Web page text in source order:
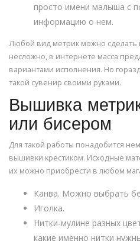
просто имени малыша с
информацию о нем.
Любой вид метрик можно сделать
несложно, в интернете масса
вариантами исполнения. Но
такой сувенир своими руками.
Вышивка
или бисером
Для такой работы понадобится
вышивки крестиком. Исходные
их можно приобрести в любом
Канва. Можно выбрать
Иголка.
Нитки-мулине разных
какие именно нитки